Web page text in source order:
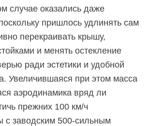
случае оказались даже
пришлось удлинять сам
перекраивать крышу,
и менять остекление
ради эстетики и удобной
Увеличившаяся при этом масса
аэродинамика вряд ли
прежних 100 км/ч
с заводским 500-сильным